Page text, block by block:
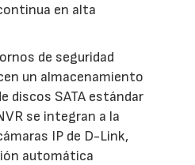
en alta
de seguridad
un almacenamiento
discos SATA estándar
se integran a la
IP de D-Link,
automática